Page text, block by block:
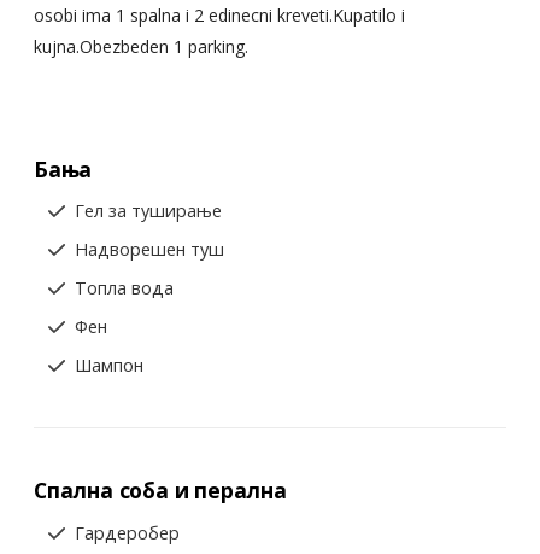
osobi ima 1 spalna i 2 edinecni kreveti.Kupatilo i
kujna.Obezbeden 1 parking.
Бања
Гел за туширање
Надворешен туш
Топла вода
Фен
Шампон
Спална соба и перална
Гардеробер